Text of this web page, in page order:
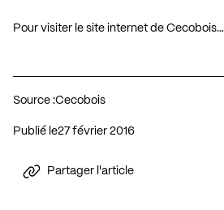
Pour visiter le site internet de Cecobois…
Source :Cecobois
Publié le 27 février 2016
Partager l'article